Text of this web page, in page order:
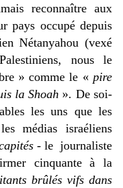
reconnaître aux
pays occupé depuis
Nétanyahou (vexé
nous le
» comme le « pire
la Shoah ». De soi-
les uns que les
médias israéliens
- le  journaliste
cinquante à la
brûlés vifs dans